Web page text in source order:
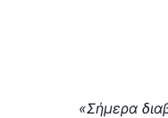
«Σήμερα